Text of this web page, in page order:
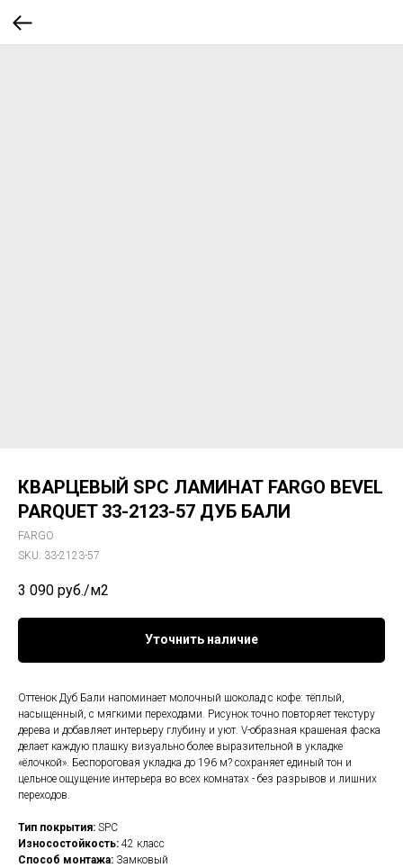
КВАРЦЕВЫЙ SPC ЛАМИНАТ FARGO BEVEL
PARQUET 33-2123-57 ДУБ БАЛИ
FARGO
SKU: 33-2123-57
3 090 руб./м2
Уточнить наличие
Оттенок Дуб Бали напоминает молочный шоколад с кофе: тёплый,
насыщенный, с мягкими переходами. Рисунок точно повторяет текстуру
дерева и добавляет интерьеру глубину и уют. V-образная крашеная фаска
делает каждую плашку визуально более выразительной в укладке
«ёлочкой». Беспороговая укладка до 196 м? сохраняет единый тон и
цельное ощущение интерьера во всех комнатах - без разрывов и лишних
переходов.
Тип покрытия: SPC
Износостойкость: 42 класс
Способ монтажа: Замковый